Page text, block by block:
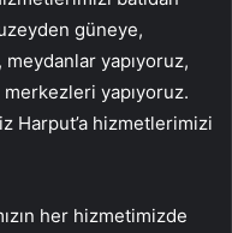
güneye,
meydanlar yapıyoruz,
yapıyoruz.
Harput’a hizmetlerimizi
her hizmetimizde